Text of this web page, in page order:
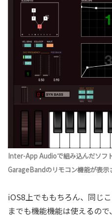
Inter-App Audioで組み込んだソフ
GarageBandのリモコン機能が表示
iOS8上でももちろん、同じ
までも機能機能は使えるの